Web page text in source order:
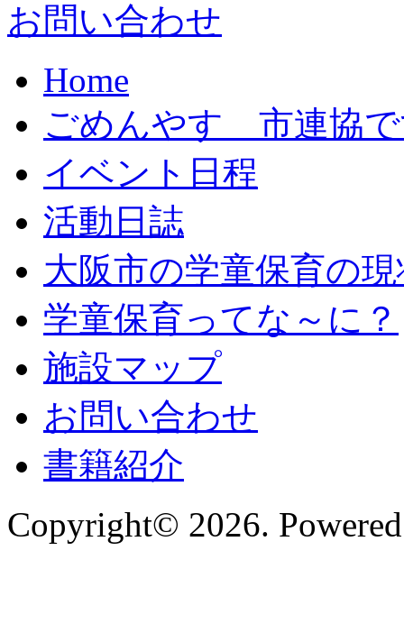
お問い合わせ
Home
ごめんやす 市連協
イベント日程
活動日誌
大阪市の学童保育の
学童保育ってな～に？
施設マップ
お問い合わせ
書籍紹介
Copyright© 2026.